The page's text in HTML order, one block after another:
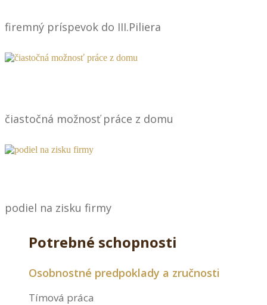
firemný príspevok do III.Piliera
čiastočná možnosť práce z domu
podiel na zisku firmy
Potrebné schopnosti
Osobnostné predpoklady a zručnosti
Tímová práca